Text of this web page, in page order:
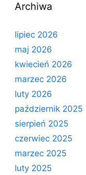
Archiwa
lipiec 2026
maj 2026
kwiecień 2026
marzec 2026
luty 2026
październik 2025
sierpień 2025
czerwiec 2025
marzec 2025
luty 2025